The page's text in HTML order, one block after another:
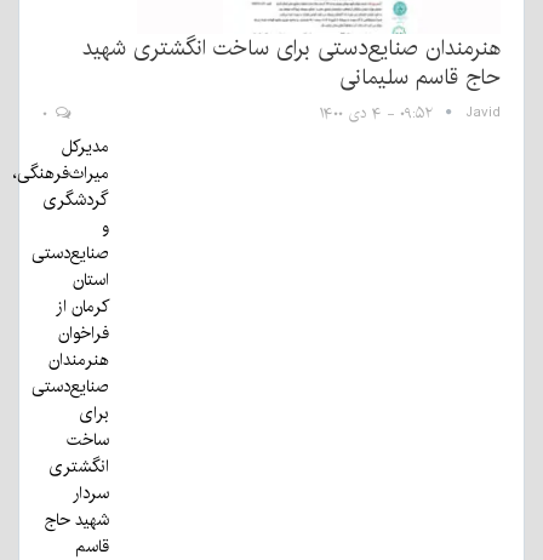
هنرمندان صنایع‌دستی برای ساخت انگشتری شهید
حاج‌ قاسم سلیمانی
Javid ۰۹:۵۲ - ۴ دی ۱۴۰۰
مدیرکل
میراث‌فرهنگی،
گردشگری
و
صنایع‌دستی
استان
کرمان از
فراخوان
هنرمندان
صنایع‌دستی
برای
ساخت
انگشتری
سردار
شهید حاج
قاسم